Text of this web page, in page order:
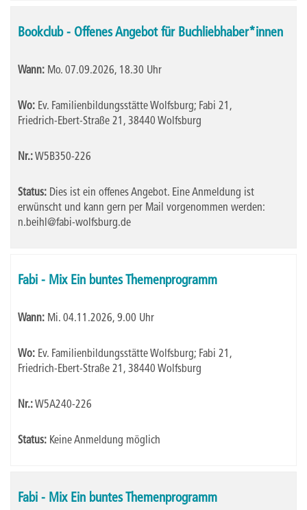
Bookclub - Offenes Angebot für Buchliebhaber*innen
Wann: Mo. 07.09.2026, 18.30 Uhr
Wo: Ev. Familienbildungsstätte Wolfsburg; Fabi 21,
Friedrich-Ebert-Straße 21, 38440 Wolfsburg
Nr.:W5B350-226
Status: Dies ist ein offenes Angebot. Eine Anmeldung ist
erwünscht und kann gern per Mail vorgenommen werden:
n.beihl@fabi-wolfsburg.de
Fabi - Mix Ein buntes Themenprogramm
Wann: Mi. 04.11.2026, 9.00 Uhr
Wo: Ev. Familienbildungsstätte Wolfsburg; Fabi 21,
Friedrich-Ebert-Straße 21, 38440 Wolfsburg
Nr.:W5A240-226
Status: Keine Anmeldung möglich
Fabi - Mix Ein buntes Themenprogramm